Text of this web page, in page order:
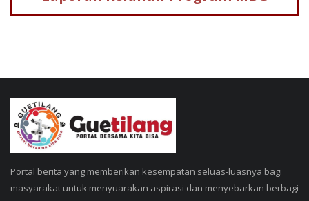
Portal berita yang memberikan kesempatan seluas-luasnya bagi
masyarakat untuk menyuarakan aspirasi dan menyebarkan berbagi